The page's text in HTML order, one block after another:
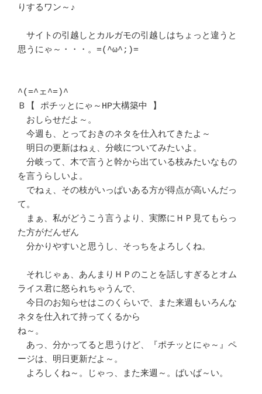
りするワン～♪
サイトの引越しとカルガモの引越しはちょっと違うと
思うにゃ～・・・。=(^ω^;)=
^(=^ェ^=)^
Ｂ【 ポチッとにゃ～HP大構築中 】
おしらせだよ～。
今週も、とっておきのネタを仕入れてきたよ～
明日の更新はねぇ、分岐についてみたいよ。
分岐って、木で言うと幹から出ている枝みたいなもの
を言うらしいよ。
でねぇ、その枝がいっぱいある方が得点が高いんだっ
て。
まぁ、私がどうこう言うより、実際にＨＰ見てもらっ
た方がだんぜん
分かりやすいと思うし、そっちをよろしくね。
それじゃぁ、あんまりＨＰのことを話しすぎるとオム
ライス君に怒られちゃうんで、
今日のお知らせはこのくらいで、また来週もいろんな
ネタを仕入れて持ってくるから
ね～。
あっ、分かってると思うけど、『ポチッとにゃ～』ペ
ージは、明日更新だよ～。
よろしくね～。じゃっ、また来週～。ばいば～い。